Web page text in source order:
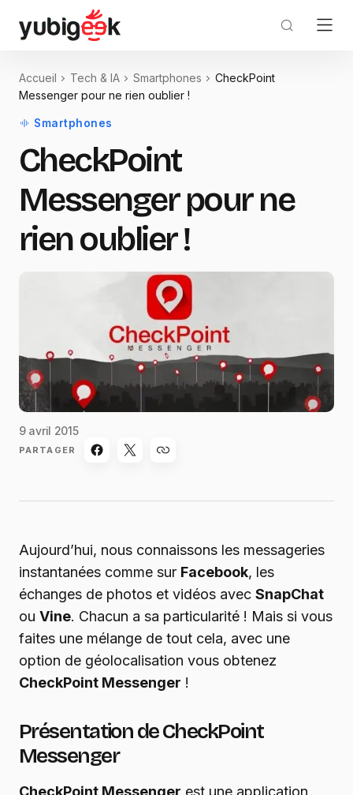
Accueil Tech & IA Smartphones
CheckPoint
Messenger pour ne rien oublier !
Smartphones
CheckPoint
Messenger pour ne
rien oublier !
9 avril 2015
PARTAGER
Aujourd’hui, nous connaissons les messageries
instantanées comme sur Facebook, les
échanges de photos et vidéos avec SnapChat
ou Vine. Chacun a sa particularité ! Mais si vous
faites une mélange de tout cela, avec une
option de géolocalisation vous obtenez
CheckPoint Messenger !
Présentation de CheckPoint
Messenger
CheckPoint Messenger est une application